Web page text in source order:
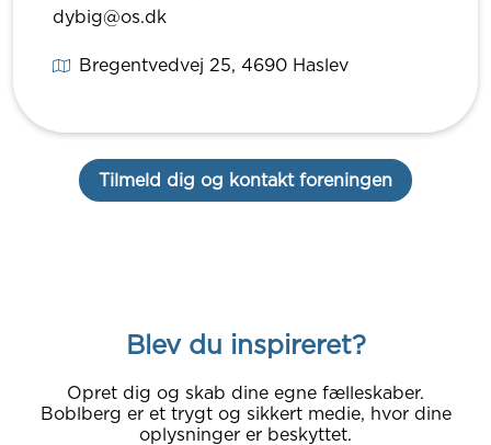
dybig@os.dk
Bregentvedvej 25, 4690Haslev
Tilmeld dig og kontakt foreningen
Blev du inspireret?
Opret dig og skab dine egne fælleskaber.
Boblberg er et trygt og sikkert medie, hvor dine
oplysninger er beskyttet.